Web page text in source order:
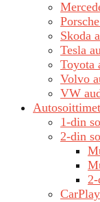
Skoda
Tesla
Toyota
Volvo
VW
Autosoittimet
1-din
2-din